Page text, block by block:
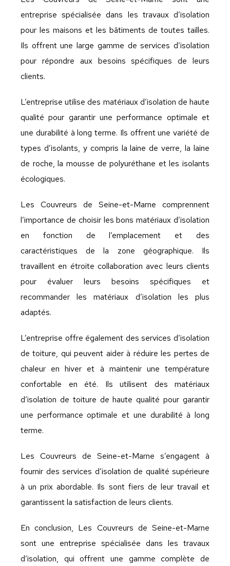
entreprise spécialisée dans les travaux d’isolation
pour les maisons et les bâtiments de toutes tailles.
Ils offrent une large gamme de services d’isolation
pour répondre aux besoins spécifiques de leurs
clients.
L’entreprise utilise des matériaux d’isolation de haute
qualité pour garantir une performance optimale et
une durabilité à long terme. Ils offrent une variété de
types d’isolants, y compris la laine de verre, la laine
de roche, la mousse de polyuréthane et les isolants
écologiques.
Les Couvreurs de Seine-et-Marne comprennent
l’importance de choisir les bons matériaux d’isolation
en fonction de l’emplacement et des
caractéristiques de la zone géographique. Ils
travaillent en étroite collaboration avec leurs clients
pour évaluer leurs besoins spécifiques et
recommander les matériaux d’isolation les plus
adaptés.
L’entreprise offre également des services d’isolation
de toiture, qui peuvent aider à réduire les pertes de
chaleur en hiver et à maintenir une température
confortable en été. Ils utilisent des matériaux
d’isolation de toiture de haute qualité pour garantir
une performance optimale et une durabilité à long
terme.
Les Couvreurs de Seine-et-Marne s’engagent à
fournir des services d’isolation de qualité supérieure
à un prix abordable. Ils sont fiers de leur travail et
garantissent la satisfaction de leurs clients.
En conclusion, Les Couvreurs de Seine-et-Marne
sont une entreprise spécialisée dans les travaux
d’isolation, qui offrent une gamme complète de